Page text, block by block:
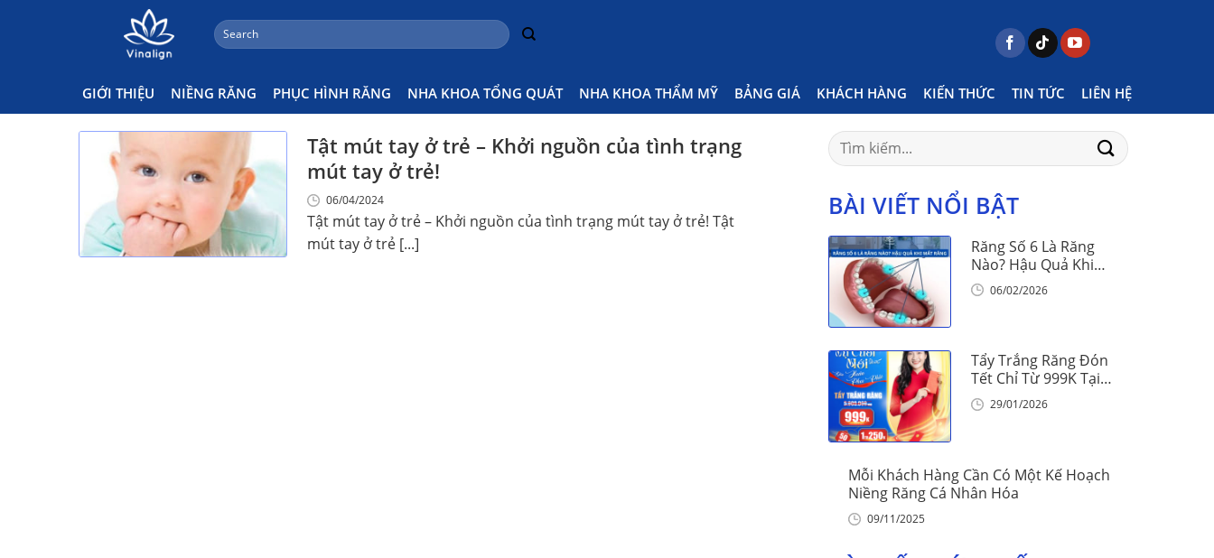
Search
for:
GIỚI THIỆU NIỀNG RĂNG PHỤC HÌNH RĂNG NHA KHOA TỔNG QUÁT NHA KHOA THẨM MỸ BẢNG GIÁ KHÁCH HÀNG KIẾN THỨC TIN TỨC LIÊN HỆ
Nam Bùi Posts tagged "Nam Bùi"
Tật mút tay ở trẻ – Khởi nguồn của tình trạng
mút tay ở trẻ!
06/04/2024
Tật mút tay ở trẻ – Khởi nguồn của tình trạng mút tay ở trẻ! Tật
mút tay ở trẻ [...]
Search
for:
BÀI VIẾT NỔI BẬT
Răng Số 6 Là Răng
Nào? Hậu Quả Khi
Mất Răng Số 6
06/02/2026
Tẩy Trắng Răng Đón
Tết Chỉ Từ 999K Tại
Nha Khoa Vinalign
29/01/2026
Mỗi Khách Hàng Cần Có Một Kế Hoạch
Niềng Răng Cá Nhân Hóa
09/11/2025